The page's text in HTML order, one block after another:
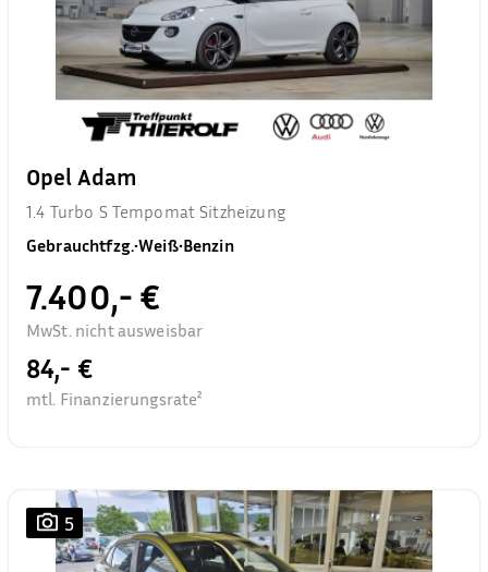
Opel Adam
1.4 Turbo S Tempomat Sitzheizung
Gebrauchtfzg.•Weiß•Benzin
7.400,- €
MwSt. nicht ausweisbar
84,- €
mtl. Finanzierungsrate²
5